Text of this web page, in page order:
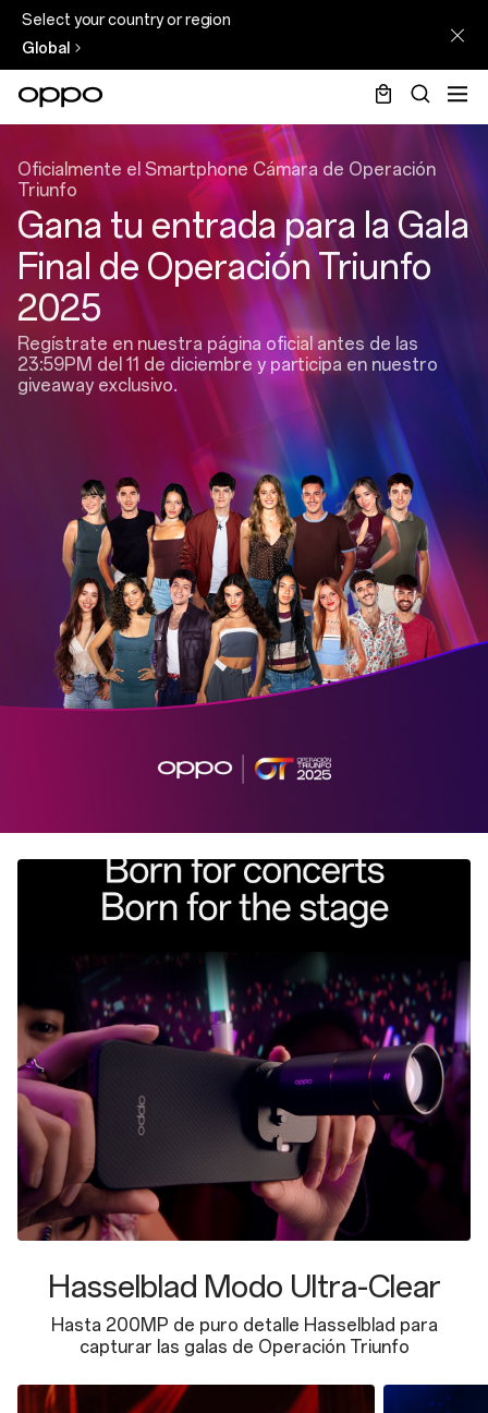
Select your country or region
Global
camera-
phone
Oficialmente el Smartphone Cámara de Operación
Triunfo
Gana tu entrada para la Gala
Final de Operación Triunfo
2025
Regístrate en nuestra página oficial antes de las
23:59PM del 11 de diciembre y participa en nuestro
giveaway exclusivo.
Hasselblad Modo Ultra-Clear
Hasta 200MP de puro detalle Hasselblad para
capturar las galas de Operación Triunfo